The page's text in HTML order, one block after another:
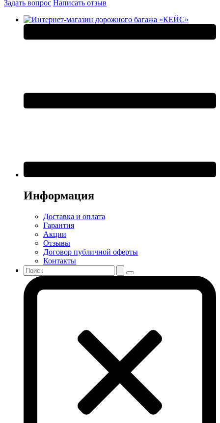
Задать вопрос Написать отзыв
Информация
Доставка и оплата
Гарантия
Акции
Отзывы
Договор публичной оферты
Контакты